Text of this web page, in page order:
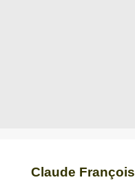
Claude François